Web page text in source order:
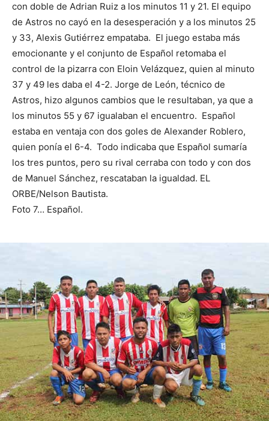
con doble de Adrian Ruiz a los minutos 11 y 21. El equipo
de Astros no cayó en la desesperación y a los minutos 25
y 33, Alexis Gutiérrez empataba. El juego estaba más
emocionante y el conjunto de Español retomaba el
control de la pizarra con Eloin Velázquez, quien al minuto
37 y 49 les daba el 4-2. Jorge de León, técnico de
Astros, hizo algunos cambios que le resultaban, ya que a
los minutos 55 y 67 igualaban el encuentro. Español
estaba en ventaja con dos goles de Alexander Roblero,
quien ponía el 6-4. Todo indicaba que Español sumaría
los tres puntos, pero su rival cerraba con todo y con dos
de Manuel Sánchez, rescataban la igualdad. EL
ORBE/Nelson Bautista.
Foto 7… Español.